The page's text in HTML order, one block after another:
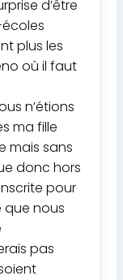
d’être
plus les
où il faut
n’étions
ma fille
mais sans
donc hors
pour
que nous
pas